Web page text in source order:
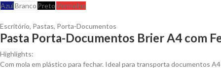
AzulBranco PretoVermelho
Escritório, Pastas, Porta-Documentos
Pasta Porta-Documentos Brier A4 com
Highlights:
Com mola em plástico para fechar. Ideal para transporta documentos